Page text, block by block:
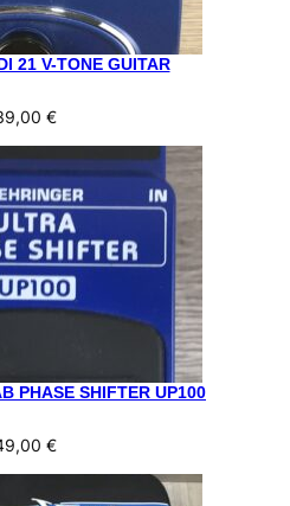
21 V-TONE GUITAR
€
PHASE SHIFTER UP100
€